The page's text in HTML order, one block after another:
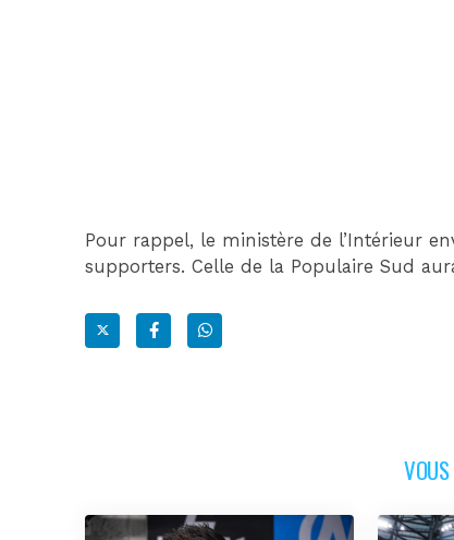
Pour rappel, le ministère de l’Intérieur
supporters. Celle de la Populaire Sud